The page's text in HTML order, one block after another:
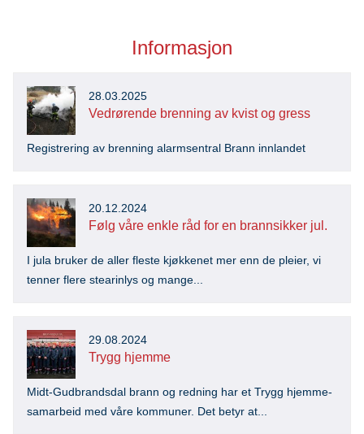
Informasjon
28.03.2025
Vedrørende brenning av kvist og gress
Registrering av brenning alarmsentral Brann innlandet
20.12.2024
Følg våre enkle råd for en brannsikker jul.
I jula bruker de aller fleste kjøkkenet mer enn de pleier, vi
tenner flere stearinlys og mange...
29.08.2024
Trygg hjemme
Midt-Gudbrandsdal brann og redning har et Trygg hjemme-
samarbeid med våre kommuner. Det betyr at...